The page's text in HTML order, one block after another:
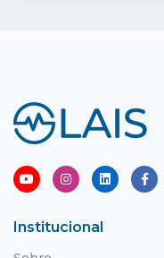
Institucional